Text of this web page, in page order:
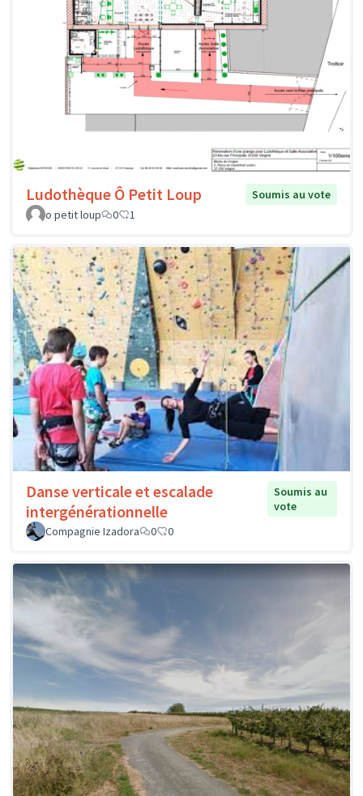
Ludothèque Ô Petit Loup
Soumis au vote
o petit loup
0 1
Danse verticale et escalade
intergénérationnelle
Soumis au
vote
Compagnie Izadora
0 0